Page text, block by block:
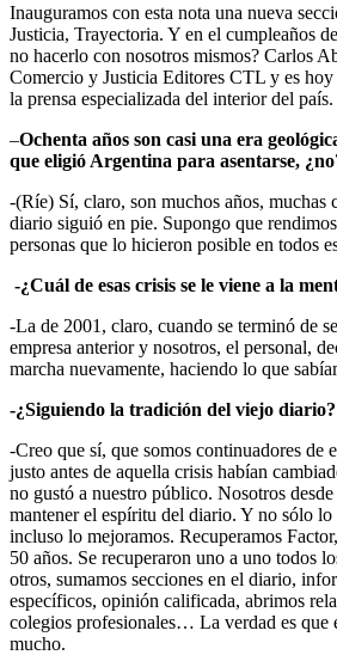
Inauguramos con esta nota una nueva
Justicia, Trayectoria. Y en el cumpleaños
no hacerlo con nosotros mismos? Carlos
Comercio y Justicia Editores CTL y es hoy
la prensa especializada del interior del país.
–Ochenta años son casi una era
que eligió Argentina para asentarse,
-(Ríe) Sí, claro, son muchos años, muchas
diario siguió en pie. Supongo que
personas que lo hicieron posible en todos
-¿Cuál de esas crisis se le viene a la
-La de 2001, claro, cuando se terminó de
empresa anterior y nosotros, el personal,
marcha nuevamente, haciendo lo que
-¿Siguiendo la tradición del viejo diario?
-Creo que sí, que somos continuadores de
justo antes de aquella crisis habían
no gustó a nuestro público. Nosotros
mantener el espíritu del diario. Y no sólo lo
incluso lo mejoramos. Recuperamos
50 años. Se recuperaron uno a uno todos
otros, sumamos secciones en el diario,
específicos, opinión calificada, abrimos
colegios profesionales… La verdad es que
mucho.